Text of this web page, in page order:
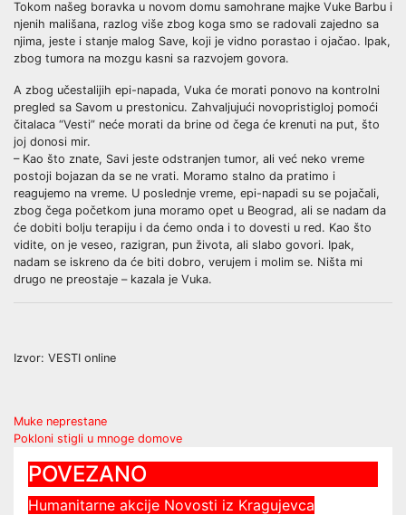
Tokom našeg boravka u novom domu samohrane majke Vuke Barbu i
njenih mališana, razlog više zbog koga smo se radovali zajedno sa
njima, jeste i stanje malog Save, koji je vidno porastao i ojačao. Ipak,
zbog tumora na mozgu kasni sa razvojem govora.
A zbog učestalijih epi-napada, Vuka će morati ponovo na kontrolni
pregled sa Savom u prestonicu. Zahvaljujući novopristigloj pomoći
čitalaca “Vesti” neće morati da brine od čega će krenuti na put, što
joj donosi mir.
– Kao što znate, Savi jeste odstranjen tumor, ali već neko vreme
postoji bojazan da se ne vrati. Moramo stalno da pratimo i
reagujemo na vreme. U poslednje vreme, epi-napadi su se pojačali,
zbog čega početkom juna moramo opet u Beograd, ali se nadam da
će dobiti bolju terapiju i da ćemo onda i to dovesti u red. Kao što
vidite, on je veseo, razigran, pun života, ali slabo govori. Ipak,
nadam se iskreno da će biti dobro, verujem i molim se. Ništa mi
drugo ne preostaje – kazala je Vuka.
Izvor: VESTI online
Post
navigation
Muke neprestane
Pokloni stigli u mnoge domove
POVEZANO
Humanitarne akcije Novosti iz Kragujevca